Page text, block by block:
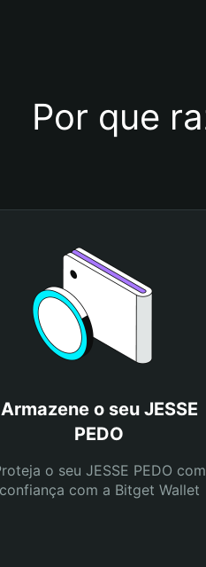
Por que
Armazene o seu JESSE
PEDO
o seu JESSE PEDO com
confiança com a Bitget Wallet